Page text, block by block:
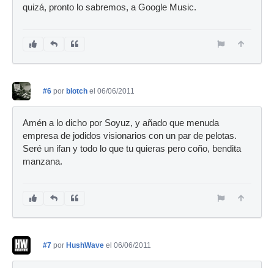
quizá, pronto lo sabremos, a Google Music.
#6 por blotch el 06/06/2011
Amén a lo dicho por Soyuz, y añado que menuda
empresa de jodidos visionarios con un par de pelotas.
Seré un ifan y todo lo que tu quieras pero coño, bendita
manzana.
#7 por HushWave el 06/06/2011